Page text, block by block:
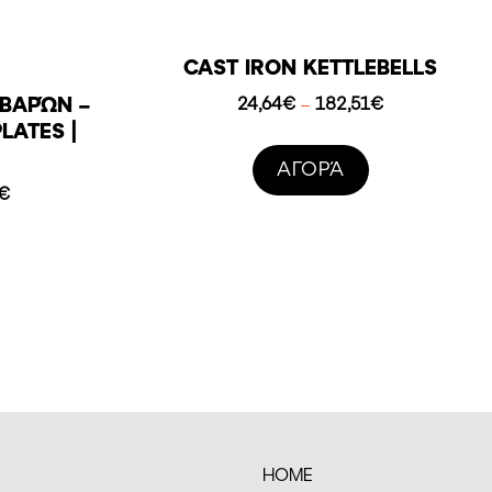
–
|
Price
CAST IRON KETTLEBELLS
24,64€ – 182,51€Price
AΓΟΡΆ
HOME